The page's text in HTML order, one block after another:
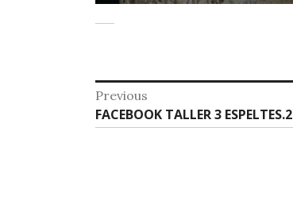
Previous
FACEBOOK TALLER 3 ESPELTES.2